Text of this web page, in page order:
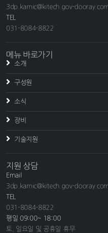
3dp.kamic@kitech.gov-
TEL
031-8084-8822
메뉴 바로가기
소개
구성원
소식
장비
기술지원
지원 상담
Email
3dp.kamic@kitech.gov-
TEL
031-8084-8822
평일 09:00~ 18:00
토, 일요일 및 공휴일 휴무